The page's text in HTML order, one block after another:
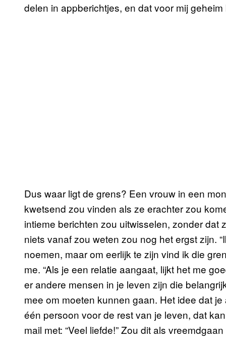
delen in appberichtjes, en dat voor mij
Dus waar ligt de grens? Een vrouw in een
kwetsend zou vinden als ze erachter zou
intieme berichten zou uitwisselen, zonder dat
niets vanaf zou weten zou nog het ergst zijn.
noemen, maar om eerlijk te zijn vind ik die
me. “Als je een relatie aangaat, lijkt het me
er andere mensen in je leven zijn die
mee om moeten kunnen gaan. Het idee dat
één persoon voor de rest van je leven, dat
mail met: “Veel liefde!” Zou dit als